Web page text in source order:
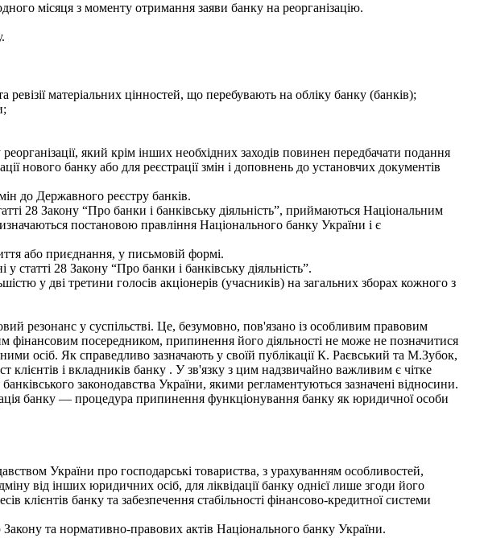
місяця з моменту отримання заяви банку на реорганізацію.
ревізії матеріальних цінностей, що перебувають на обліку банку (банків);
який крім інших необхідних заходів повинен передбачати подання
нового банку або для реєстрації змін і доповнень до установчих документів
до Державного реєстру банків.
28 Закону “Про банки і банківську діяльність”, приймаються Національним
постановою правління Національного банку України і є
або приєднання, у письмовій формі.
28 Закону “Про банки і банківську діяльність”.
у дві третини голосів акціонерів (учасників) на загальних зборах кожного з
резонанс у суспільстві. Це, безумовно, пов'язано із особливим правовим
фінансовим посередником, припинення його діяльності не може не позначитися
осіб. Як справедливо зазначають у своїй публікації К. Раєвський та М.Зубок,
клієнтів і вкладників банку . У зв'язку з цим надзвичайно важливим є чітке
законодавства України, якими регламентуються зазначені відносини.
банку — процедура припинення функціонування банку як юридичної особи
України про господарські товариства, з урахуванням особливостей,
від інших юридичних осіб, для ліквідації банку однієї лише згоди його
клієнтів банку та забезпечення стабільності фінансово-кредитної системи
Закону та нормативно-правових актів Національного банку України.